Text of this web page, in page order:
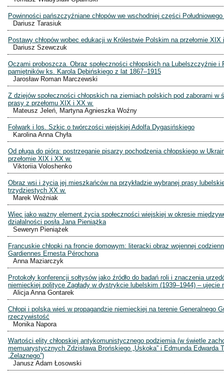
Powinności pańszczyźniane chłopów we wschodniej części
Dariusz Tarasiuk
Postawy chłopów wobec edukacji w Królestwie Polskim na przełomie XIX
Dariusz Szewczuk
Oczami proboszcza. Obraz społeczności chłopskich na Lubelszczyźnie i
pamiętników ks. Karola Dębińskiego z lat 1867–1915
Jarosław Roman Marczewski
Z dziejów społeczności chłopskich na ziemiach polskich pod zaborami w
prasy z przełomu XIX i XX w.
Mateusz Jeleń, Martyna Agnieszka Woźny
Folwark i los. Szkic o twórczości wiejskiej Adolfa Dygasińskiego
Karolina Anna Chyła
Od pługa do pióra: postrzeganie pisarzy pochodzenia chłopskiego w
przełomie XIX i XX w.
Viktoriia Voloshenko
Obraz wsi i życia jej mieszkańców na przykładzie wybranej prasy
trzydziestych XX w.
Marek Woźniak
Wiec jako ważny element życia społeczności wiejskiej w okresie
działalności posła Jana Pieniążka
Seweryn Pieniążek
Francuskie chłopki na froncie domowym: literacki obraz wojennej
Gardiennes Ernesta Pérochona
Anna Maziarczyk
Protokoły konferencji sołtysów jako źródło do badań roli i znaczenia
niemieckiej polityce Zagłady w dystrykcie lubelskim (1939–1944) – ujęcie
Alicja Anna Gontarek
Chłopi i polska wieś w propagandzie niemieckiej na terenie Generalnego
rzeczywistość
Monika Napora
Wartości elity chłopskiej antykomunistycznego podziemia (w świetle
memuarystycznych Zdzisława Brońskiego „Uskoka” i Edmunda Edwarda
„Żelaznego”)
Janusz Adam Łosowski